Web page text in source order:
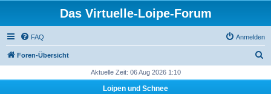
Das Virtuelle-Loipe-Forum
FAQ Anmelden
Foren-Übersicht
Aktuelle Zeit: 06 Aug 2026 1:10
Loipen und Schnee